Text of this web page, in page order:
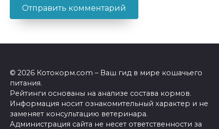
© 2026 Котокорм.com – Ваш гид в мире кошачьего
питания.
Рейтинги основаны на анализе состава кормов.
Информация носит ознакомительный характер и не
заменяет консультацию ветеринара.
Администрация сайта не несет ответственности за